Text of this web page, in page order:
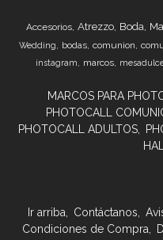
Accesorios Atrezzo Boda
Wedding bodas comunion
instagram marcos
MARCOS PARA
PHOTOCALL
PHOTOCALL ADULTOS
Ir arriba Contáctanos
Condiciones de Compra